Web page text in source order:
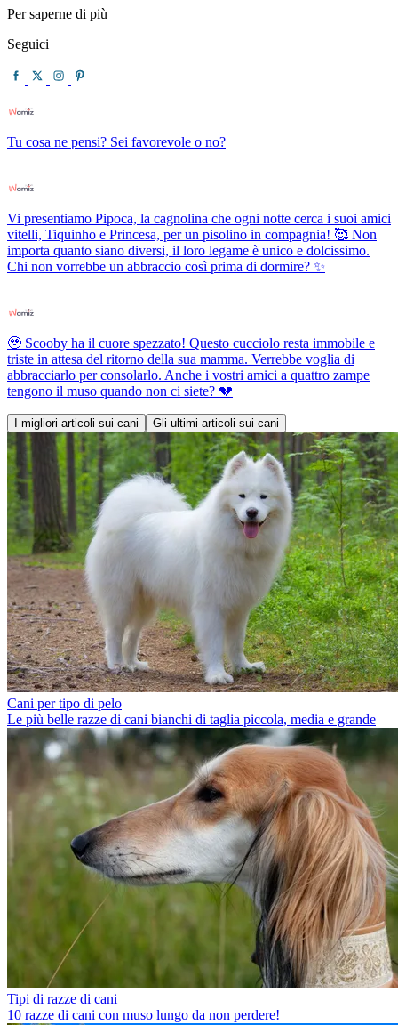
Per saperne di più
Seguici
Tu cosa ne pensi? Sei favorevole o no?
Vi presentiamo Pipoca, la cagnolina che ogni notte cerca i suoi amici
vitelli, Tiquinho e Princesa, per un pisolino in compagnia! 🥰 Non
importa quanto siano diversi, il loro legame è unico e dolcissimo.
Chi non vorrebbe un abbraccio così prima di dormire? ✨
🥹 Scooby ha il cuore spezzato! Questo cucciolo resta immobile e
triste in attesa del ritorno della sua mamma. Verrebbe voglia di
abbracciarlo per consolarlo. Anche i vostri amici a quattro zampe
tengono il muso quando non ci siete? 💔
I migliori articoli sui cani Gli ultimi articoli sui cani
Cani per tipo di pelo
Le più belle razze di cani bianchi di taglia piccola, media e grande
Tipi di razze di cani
10 razze di cani con muso lungo da non perdere!